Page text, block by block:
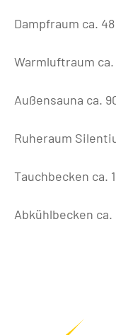
Dampfraum ca. 48
Warmluftraum
Außensauna ca.
Ruheraum
Tauchbecken ca.
Abkühlbecken ca.